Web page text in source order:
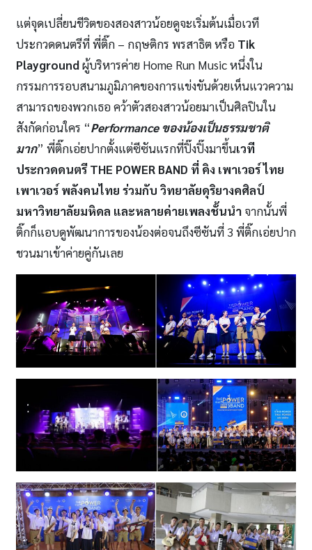
แต่จุดเปลี่ยนชีวิตของสองสาวน้อยดูจะเริ่มต้นเมื่อเวที
ประกวดดนตรีที่ พี่ติ๊ก – กฤษติกร พรสาธิต หรือ Tik
Playgroundผู้บริหารค่าย Home Run Music หนึ่งใน
กรรมการรอบสนามภูมิภาคของการแข่งขันด้วยเห็นแววความ
สามารถของพวกเธอ คว้าตัวสองสาวน้อยมาเป็นศิลปินใน
สังกัดก่อนใคร “Performance ของน้องเป็นธรรมชาติ
มาก” พี่ติ๊กเอ่ยปากตั้งแต่ซีซันแรกที่ปิ๊งปิ๊งมาขึ้นเวที
ประกวดดนตรีTHE POWER BAND ที่ คิง เพาเวอร์ ไทย
เพาเวอร์ พลังคนไทย ร่วมกับ วิทยาลัยดุริยางคศิลป์
มหาวิทยาลัยมหิดล และหลายค่ายเพลงชั้นนำ จากนั้นพี่
ติ๊กก็แอบดูพัฒนาการของน้องต่อจนถึงซีซันที่ 3 พี่ติ๊กเอ่ยปาก
ชวนมาเข้าค่ายคู่กันเลย